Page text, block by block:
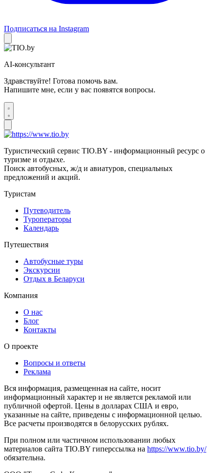
Подписаться на Instagram
AI-консультант
Здравствуйте! Готова помочь вам.
Напишите мне, если у вас появятся вопросы.
Туристический сервис TIO.BY - информационный ресурс о
туризме и отдыхе.
Поиск автобусных, ж/д и авиатуров, специальных
предложений и акций.
Туристам
Путеводитель
Туроператоры
Календарь
Путешествия
Автобусные туры
Экскурсии
Отдых в Беларуси
Компания
О нас
Блог
Контакты
О проекте
Вопросы и ответы
Реклама
Вся информация, размещенная на сайте, носит
информационный характер и не является рекламой или
публичной офертой. Цены в долларах США и евро,
указанные на сайте, приведены с информационной целью.
Все расчеты производятся в белорусских рублях.
При полном или частичном использовании любых
материалов сайта TIO.BY гиперссылка на https://www.tio.by/
обязательна.